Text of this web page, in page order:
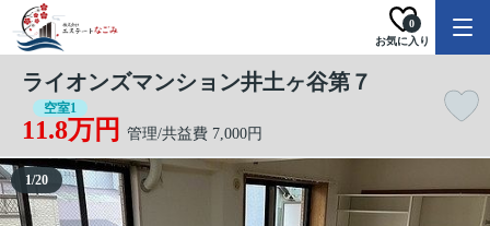
お気に入り
0
ライオンズマンション井土ヶ谷第７
空室1
11.8万円 管理/共益費 7,000円
1/20